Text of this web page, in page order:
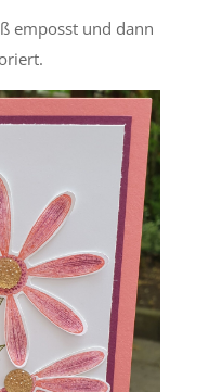
emposst und dann